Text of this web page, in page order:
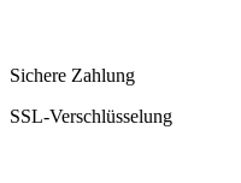
Sichere Zahlung
SSL-Verschlüsselung